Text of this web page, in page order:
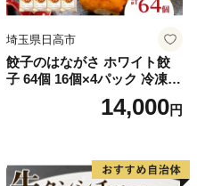
埼玉県日高市
餃子のはながさ ホワイト餃
子 64個 16個×4パック 冷凍
中華 点心 B級グルメ ご当地
野菜 おつまみ おかず 簡単調
ー ギフト お取り寄せ 日高市
14,000円